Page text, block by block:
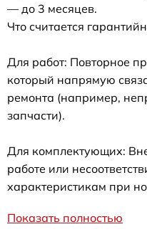
— до 3 месяцев.
Что считается
Для работ: Повторное
который напрямую
ремонта (например,
запчасти).
Для комплектующих:
работе или
характеристикам при
Показать полностью